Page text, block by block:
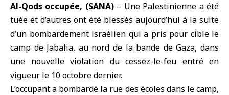
Al-Qods occupée, (SANA)– Une Palestinienne a été
tuée et d’autres ont été blessés aujourd’hui à la suite
d’un bombardement israélien qui a pris pour cible le
camp de Jabalia, au nord de la bande de Gaza, dans
une nouvelle violation du cessez-le-feu entré en
vigueur le 10 octobre dernier.
L’occupant a bombardé la rue des écoles dans le camp,